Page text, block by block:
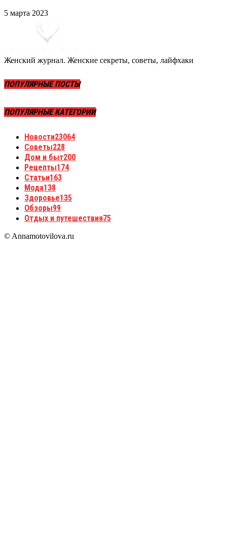
5 марта 2023
Женский журнал. Женские секреты, советы, лайфхаки
ПОПУЛЯРНЫЕ ПОСТЫ
ПОПУЛЯРНЫЕ КАТЕГОРИИ
Новости23064
Советы228
Дом и быт200
Рецепты174
Статьи163
Мода138
Здоровье135
Обзоры99
Отдых и путешествия75
© Annamotovilova.ru